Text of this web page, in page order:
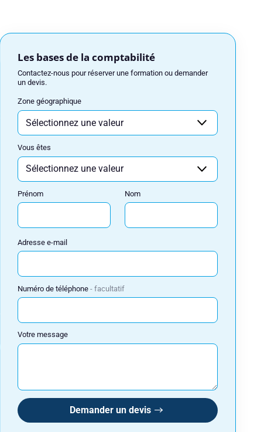
Les bases de la comptabilité
Contactez-nous pour réserver une formation ou demander
un devis.
Zone géographique
Vous êtes
Prénom Nom
Adresse e-mail
Numéro de téléphone facultatif
Votre message
Demander un devis